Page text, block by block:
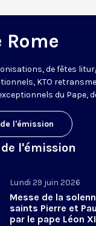
Rome
de fêtes
KTO
du Pape,
l'émission
l'émission
Lundi 29 juin 2026
Messe de la
saints Pierre et
par le pape Léon